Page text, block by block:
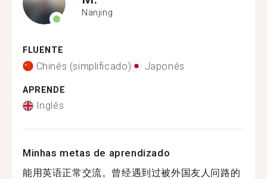
Nanjing
FLUENTE
Chinês (simplificado) Japonês
APRENDE
Inglês
Minhas metas de aprendizado
能用英语正常交流。曾经遇到过被外国友人问路的